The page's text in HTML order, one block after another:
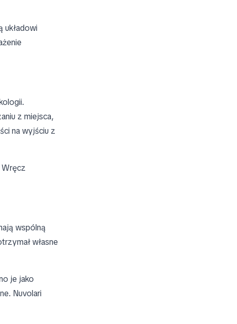
układowi
z miejsca,
na wyjściu z
Wręcz
wspólną
własne
je jako
Nuvolari